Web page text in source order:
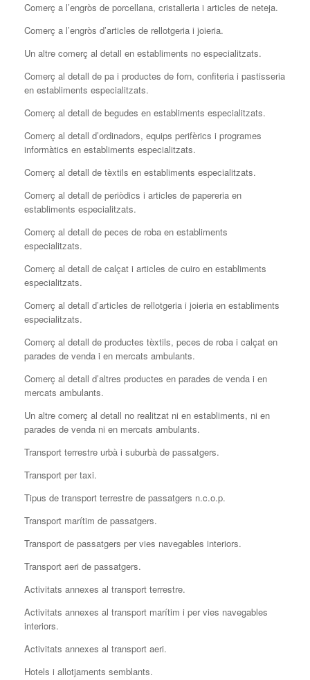
Comerç a l’engròs de porcellana, cristalleria i articles de neteja.
Comerç a l’engròs d’articles de rellotgeria i joieria.
Un altre comerç al detall en establiments no especialitzats.
Comerç al detall de pa i productes de forn, confiteria i pastisseria
en establiments especialitzats.
Comerç al detall de begudes en establiments especialitzats.
Comerç al detall d’ordinadors, equips perifèrics i programes
informàtics en establiments especialitzats.
Comerç al detall de tèxtils en establiments especialitzats.
Comerç al detall de periòdics i articles de papereria en
establiments especialitzats.
Comerç al detall de peces de roba en establiments
especialitzats.
Comerç al detall de calçat i articles de cuiro en establiments
especialitzats.
Comerç al detall d’articles de rellotgeria i joieria en establiments
especialitzats.
Comerç al detall de productes tèxtils, peces de roba i calçat en
parades de venda i en mercats ambulants.
Comerç al detall d’altres productes en parades de venda i en
mercats ambulants.
Un altre comerç al detall no realitzat ni en establiments, ni en
parades de venda ni en mercats ambulants.
Transport terrestre urbà i suburbà de passatgers.
Transport per taxi.
Tipus de transport terrestre de passatgers n.c.o.p.
Transport marítim de passatgers.
Transport de passatgers per vies navegables interiors.
Transport aeri de passatgers.
Activitats annexes al transport terrestre.
Activitats annexes al transport marítim i per vies navegables
interiors.
Activitats annexes al transport aeri.
Hotels i allotjaments semblants.